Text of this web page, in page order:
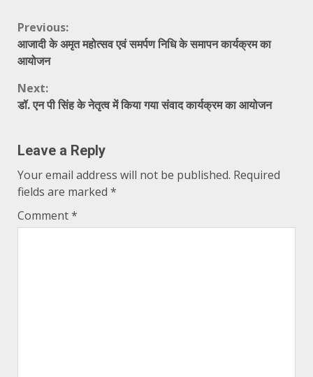
Continue
Reading
Previous:
आजादी के अमृत महोत्सव एवं समर्पण निधि के समापन कार्यक्रम का
आयोजन
Next:
डॉ. एन पी सिंह के नेतृत्व में किया गया संवाद कार्यक्रम का आयोजन
Leave a Reply
Your email address will not be published. Required
fields are marked *
Comment*